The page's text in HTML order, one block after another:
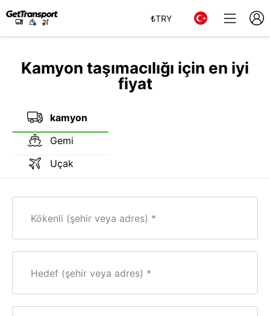
₺TRY
Kamyon taşımacılığı için en iyi
fiyat
kamyon
Gemi
Uçak
Kökenli (şehir veya adres)
Hedef (şehir veya adres)